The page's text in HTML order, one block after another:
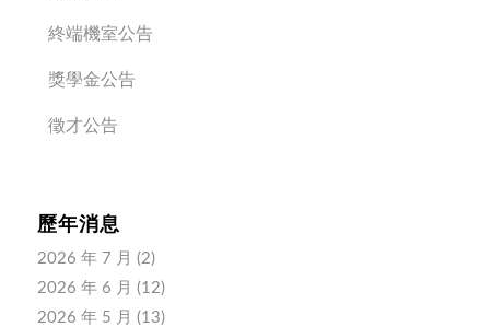
終端機室公告
獎學金公告
徵才公告
歷年消息
2026 年 7 月 (2)
2026 年 6 月 (12)
2026 年 5 月 (13)